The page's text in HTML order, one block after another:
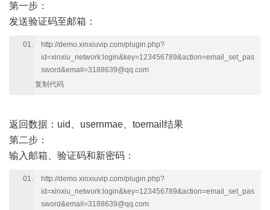
第一步：
发送验证码至邮箱：
http://demo.xinxiuvip.com/plugin.php?
id=xinxiu_network:login&key=123456789&action=email_set_pas
sword&email=3188639@qq.com
复制代码
返回数据：uid、usernmae、toemail结果
第二步：
输入邮箱、验证码和新密码：
http://demo.xinxiuvip.com/plugin.php?
id=xinxiu_network:login&key=123456789&action=email_set_pas
sword&email=3188639@qq.com